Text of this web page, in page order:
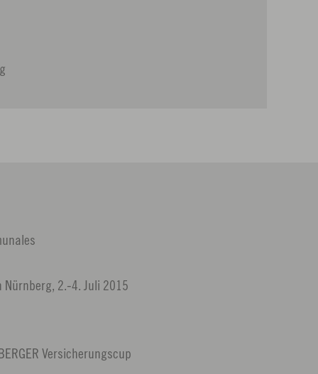
2.-4. Juli 2015
Versicherungscup